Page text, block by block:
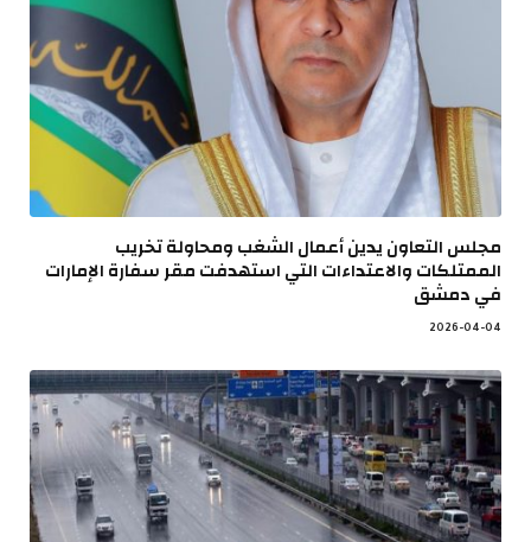
مجلس التعاون يدين أعمال الشغب ومحاولة تخريب
الممتلكات والاعتداءات التي استهدفت مقر سفارة الإمارات
في دمشق
2026-04-04